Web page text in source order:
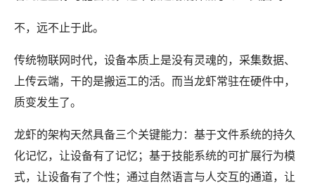
不，远不止于此。
传统物联网时代，设备本质上是没有灵魂的，采集数据、
上传云端，干的是搬运工的活。而当龙虾常驻在硬件中，
质变发生了。
龙虾的架构天然具备三个关键能力：基于文件系统的持久
化记忆，让设备有了记忆；基于技能系统的可扩展行为模
式，让设备有了个性；通过自然语言与人交互的通道，让